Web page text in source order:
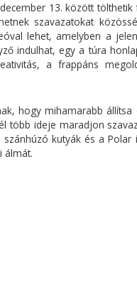
13. között
szavazatokat
lehet, amelyben a
indulhat, egy a túra
a frappáns
hogy mihamarabb
több ideje maradjon
kutyák és a
álmát.